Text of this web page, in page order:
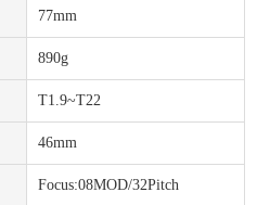
77mm
890g
T1.9~T22
46mm
Focus:08MOD/32Pitch